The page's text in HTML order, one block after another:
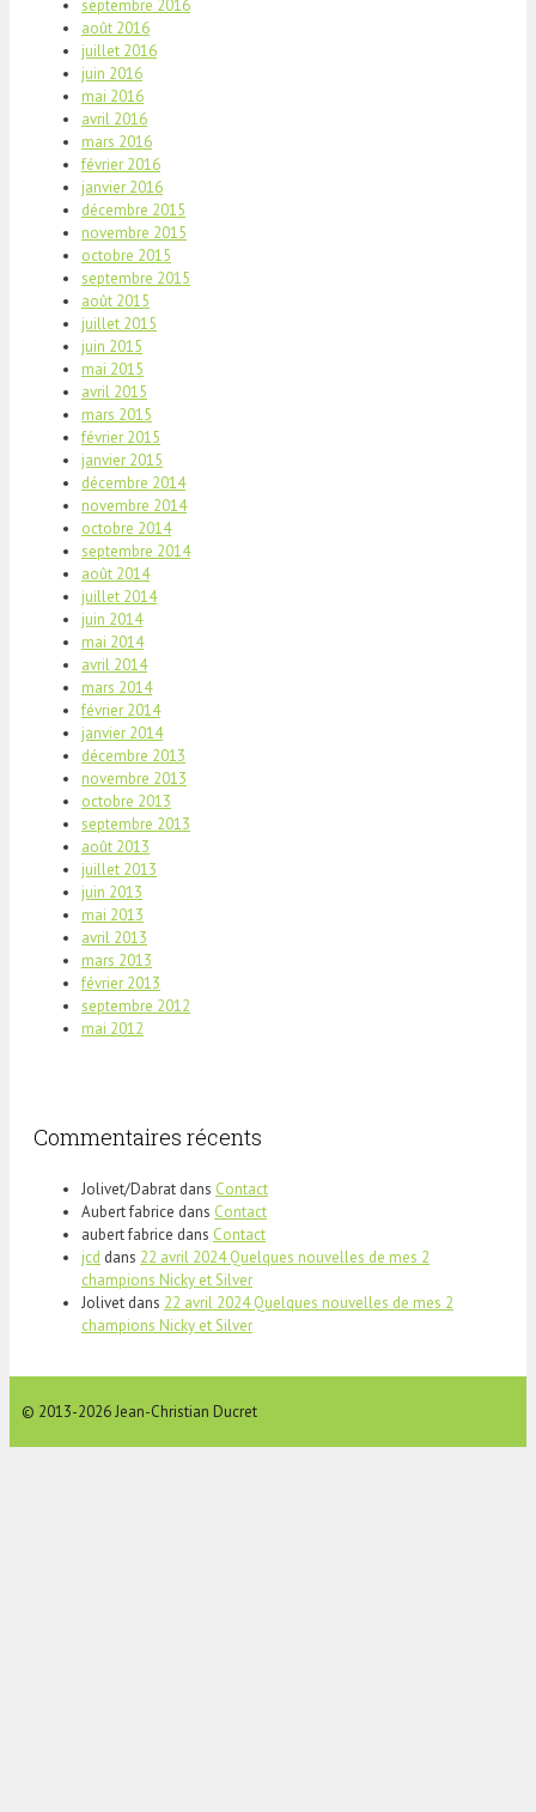
septembre 2016
août 2016
juillet 2016
juin 2016
mai 2016
avril 2016
mars 2016
février 2016
janvier 2016
décembre 2015
novembre 2015
octobre 2015
septembre 2015
août 2015
juillet 2015
juin 2015
mai 2015
avril 2015
mars 2015
février 2015
janvier 2015
décembre 2014
novembre 2014
octobre 2014
septembre 2014
août 2014
juillet 2014
juin 2014
mai 2014
avril 2014
mars 2014
février 2014
janvier 2014
décembre 2013
novembre 2013
octobre 2013
septembre 2013
août 2013
juillet 2013
juin 2013
mai 2013
avril 2013
mars 2013
février 2013
septembre 2012
mai 2012
Commentaires récents
Jolivet/Dabrat dans Contact
Aubert fabrice dans Contact
aubert fabrice dans Contact
jcd dans 22 avril 2024 Quelques nouvelles de mes 2
champions Nicky et Silver
Jolivet dans 22 avril 2024 Quelques nouvelles de mes 2
champions Nicky et Silver
© 2013-2026 Jean-Christian Ducret